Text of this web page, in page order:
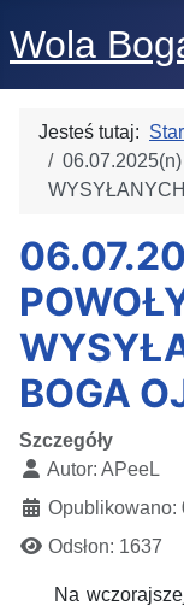
Wola
Jesteś tutaj:
06.07.2025(n)
BOGA
Szczegóły
Autor: APeeL
Opublikowano:
Odsłon: 1637
Na wczorajszej